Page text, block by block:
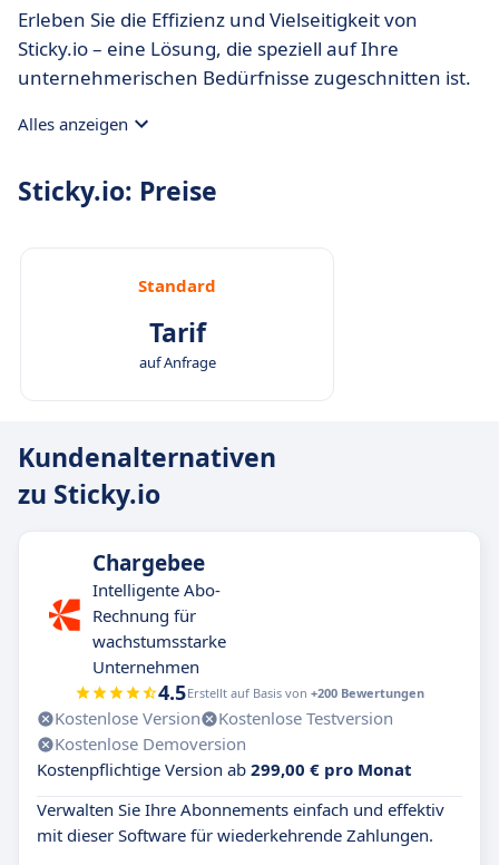
Erleben Sie die Effizienz und Vielseitigkeit von
Sticky.io – eine Lösung, die speziell auf Ihre
unternehmerischen Bedürfnisse zugeschnitten ist.
Alles anzeigen
Sticky.io: Preise
Standard
Tarif
auf Anfrage
Kundenalternativen
zu Sticky.io
Chargebee
Intelligente Abo-
Rechnung für
wachstumsstarke
Unternehmen
4.5Erstellt auf Basis von +200 Bewertungen
Kostenlose Version
Kostenlose Testversion
Kostenlose Demoversion
Kostenpflichtige Version ab 299,00 € pro Monat
Verwalten Sie Ihre Abonnements einfach und effektiv
mit dieser Software für wiederkehrende Zahlungen.